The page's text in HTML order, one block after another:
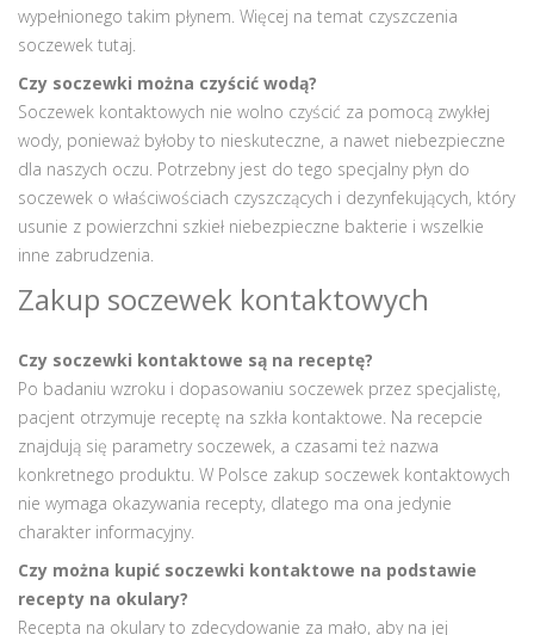
wypełnionego takim płynem. Więcej na temat czyszczenia
soczewek tutaj.
Czy soczewki można czyścić wodą?
Soczewek kontaktowych nie wolno czyścić za pomocą zwykłej
wody, ponieważ byłoby to nieskuteczne, a nawet niebezpieczne
dla naszych oczu. Potrzebny jest do tego specjalny płyn do
soczewek o właściwościach czyszczących i dezynfekujących, który
usunie z powierzchni szkieł niebezpieczne bakterie i wszelkie
inne zabrudzenia.
Zakup soczewek kontaktowych
Czy soczewki kontaktowe są na receptę?
Po badaniu wzroku i dopasowaniu soczewek przez specjalistę,
pacjent otrzymuje receptę na szkła kontaktowe. Na recepcie
znajdują się parametry soczewek, a czasami też nazwa
konkretnego produktu. W Polsce zakup soczewek kontaktowych
nie wymaga okazywania recepty, dlatego ma ona jedynie
charakter informacyjny.
Czy można kupić soczewki kontaktowe na podstawie
recepty na okulary?
Recepta na okulary to zdecydowanie za mało, aby na jej